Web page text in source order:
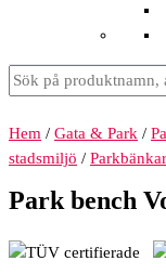
Hem / Gata & Park /
stadsmiljö /
Park bench